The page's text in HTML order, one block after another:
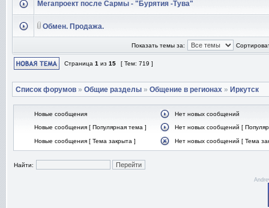
Мегапроект после Сармы - "Бурятия -Тува"
Обмен. Продажа.
Показать темы за:
Страница 1 из 15 [ Тем: 719 ]
Список форумов » Общие разделы » Общение в регионах » Иркутск
Новые сообщения
Нет новых сообщений
Новые сообщения [ Популярная тема ]
Нет новых сообщений [
Новые сообщения [ Тема закрыта ] Нет новых сообщений [ Тема
Найти: